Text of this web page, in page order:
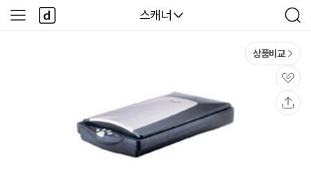
다나와
스캐너
검
색
사
이
다
나
와
상품비교
관
심